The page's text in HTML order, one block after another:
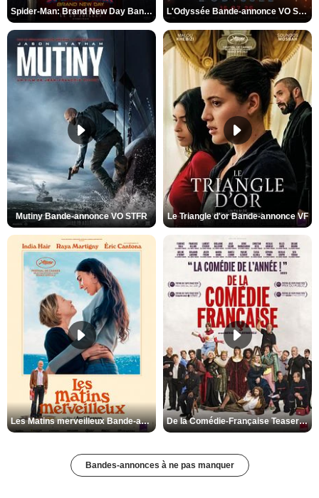
Spider-Man: Brand New Day Bande-annonce VO STFR L'Odyssée Bande-annonce VO STFR
Mutiny Bande-annonce VO STFR Le Triangle d'or Bande-annonce VF
Les Matins merveilleux Bande-annonce VF De la Comédie-Française Teaser VF
Bandes-annonces à ne pas manquer